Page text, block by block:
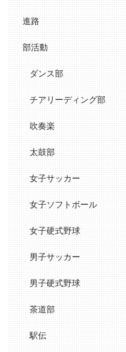
進路
部活動
ダンス部
チアリーディング部
吹奏楽
太鼓部
女子サッカー
女子ソフトボール
女子硬式野球
男子サッカー
男子硬式野球
茶道部
駅伝